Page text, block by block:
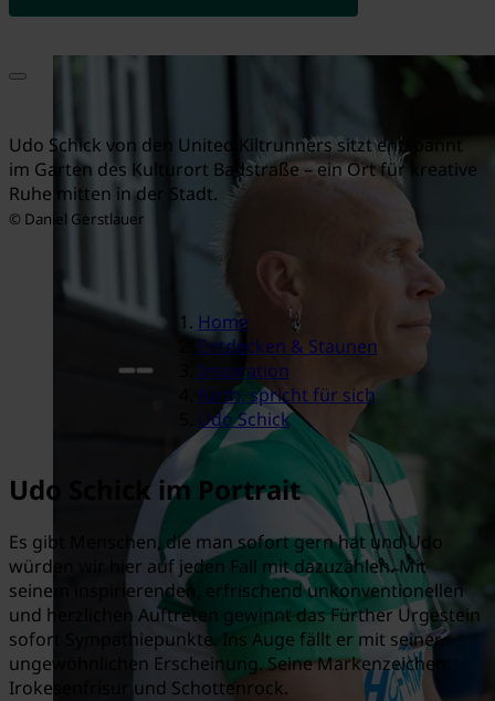
Udo Schick von den United Kiltrunners sitzt entspannt
im Garten des Kulturort Badstraße – ein Ort für kreative
Ruhe mitten in der Stadt.
© Daniel Gerstlauer
Home
Entdecken & Staunen
Inspiration
fürth. spricht für sich
Udo Schick
Udo Schick im Portrait
Es gibt Menschen, die man sofort gern hat und Udo
würden wir hier auf jeden Fall mit dazuzählen. Mit
seinem inspirierenden, erfrischend unkonventionellen
und herzlichen Auftreten gewinnt das Fürther Urgestein
sofort Sympathiepunkte. Ins Auge fällt er mit seiner
ungewöhnlichen Erscheinung. Seine Markenzeichen:
Irokesenfrisur und Schottenrock.